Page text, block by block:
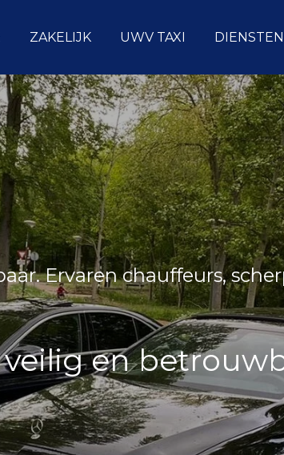
ZAKELIJK UWV TAXI DIENSTEN
Ervaren chauffeurs,
veilig en